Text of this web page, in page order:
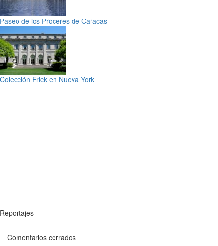
Paseo de los Próceres de Caracas
Colección Frick en Nueva York
Reportajes
Comentarios cerrados